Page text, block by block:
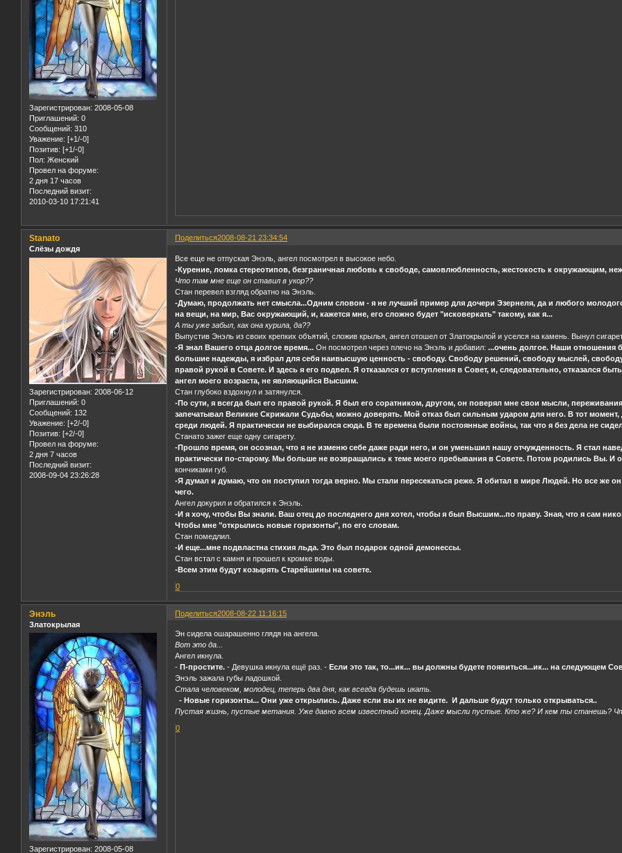
Зарегистрирован: 2008-05-08
Приглашений: 0
Сообщений: 310
Уважение: [+1/-0]
Позитив: [+1/-0]
Пол: Женский
Провел на форуме:
2 дня 17 часов
Последний визит:
2010-03-10 17:21:41
Поделиться2008-08-21 23:34:54
Stanato
Слёзы дождя
Зарегистрирован: 2008-06-12
Приглашений: 0
Сообщений: 132
Уважение: [+2/-0]
Позитив: [+2/-0]
Провел на форуме:
2 дня 7 часов
Последний визит:
2008-09-04 23:26:28
Все еще не отпуская Энэль, ангел посмотрел в высокое небо.
-Курение, ломка стереотипов, безграничная любовь к свободе, самовлюбленность, жестокость к окружающим,
Что там мне еще он ставил в укор??
Стан перевел взгляд обратно на Энэль.
-Думаю, продолжать нет смысла...Одним словом - я не лучший пример для дочери Эзернеля, да и любого
на вещи, на мир, Вас окружающий, и, кажется мне, его сложно будет "исковеркать" такому, как я...
А ты уже забыл, как она курила, да??
Выпустив Энэль из своих крепких объятий, сложив крылья, ангел отошел от Златокрылой и уселся на камень. Вынул
-Я знал Вашего отца долгое время... Он посмотрел через плечо на Энэль и добавил:...очень долгое. Наши отношения
большие надежды, я избрал для себя наивысшую ценность - свободу. Свободу решений, свободу мыслей,
правой рукой в Совете. И здесь я его подвел. Я отказался от вступления в Совет, и, следовательно,
ангел моего возраста, не являющийся Высшим.
Стан глубоко вздохнул и затянулся.
-По сути, я всегда был его правой рукой. Я был его соратником, другом, он поверял мне свои мысли,
запечатывал Великие Скрижали Судьбы, можно доверять. Мой отказ был сильным ударом для него. В тот
среди людей. Я практически не выбирался сюда. В те времена были постоянные войны, так что я без дела не
Станато зажег еще одну сигарету.
-Прошло время, он осознал, что я не изменю себе даже ради него, и он уменьшил нашу отчужденность. Я стал
практически по-старому. Мы больше не возвращались к теме моего пребывания в Совете. Потом родились Вы. И
кончиками губ.
-Я думал и думаю, что он поступил тогда верно. Мы стали пересекаться реже. Я обитал в мире Людей. Но все же
чего.
Ангел докурил и обратился к Энэль.
-И я хочу, чтобы Вы знали. Ваш отец до последнего дня хотел, чтобы я был Высшим...по праву. Зная, что я сам
Чтобы мне "открылись новые горизонты", по его словам.
Стан помедлил.
-И еще...мне подвластна стихия льда. Это был подарок одной демонессы.
Стан встал с камня и прошел к кромке воды.
-Всем этим будут козырять Старейшины на совете.
0
Поделиться2008-08-22 11:16:15
Энэль
Златокрылая
Зарегистрирован: 2008-05-08
Эн сидела ошарашенно глядя на ангела.
Вот это да...
Ангел икнула.
- П-простите.- Девушка икнула ещё раз. - Если это так, то...ик... вы должны будете появиться...ик... на следующем
Энэль зажала губы ладошкой.
Стала человеком, молодец, теперь два дня, как всегда будешь икать.
- Новые горизонты... Они уже открылись. Даже если вы их не видите. И дальше будут только открываться..
Пустая жизнь, пустые метания. Уже давно всем известный конец. Даже мысли пустые. Кто же? И кем ты станешь?
0